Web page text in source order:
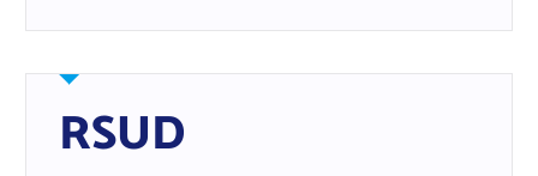
RSUD